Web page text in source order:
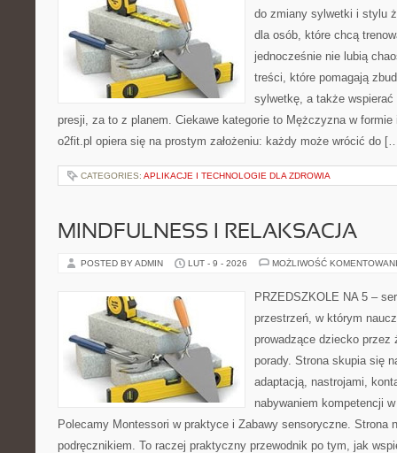
do zmiany sylwetki i stylu
dla osób, które chcą
jednocześnie nie lubią
treści, które pomagają
sylwetkę, a także
presji, za to z planem. Ciekawe kategorie to Mężczyzna w formie
o2fit.pl opiera się na prostym założeniu: każdy może wrócić do
CATEGORIES: APLIKACJE I TECHNOLOGIE DLA ZDROWIA
MINDFULNESS I RELAKSACJA
POSTED BY ADMIN LUT - 9 - 2026 MOŻLIWOŚĆ
PRZEDSZKOLE NA 5 –
przestrzeń, w którym
prowadzące dziecko przez
porady. Strona skupia się
adaptacją, nastrojami,
nabywaniem kompetencji
Polecamy Montessori w praktyce i Zabawy sensoryczne. Strona
podręcznikiem. To raczej praktyczny przewodnik po tym, jak